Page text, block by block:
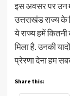
इस अवसर पर उन
उत्तराखंड राज्य के
ये राज्य हमें
मिला है. उनकी
प्रेरणा देना हम
Share this: